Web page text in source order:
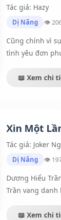
Nghiên
Khi nào có
Tác giả: Hazy
Dị Năng 👁
Cũng chính vì
tình yêu đơn
📖 Xem chi
Xin Một
Tác giả: Joker
Dị Năng 👁
Dương Hiểu
Trần vang
hạnh đầy rẫy
📖 Xem chi